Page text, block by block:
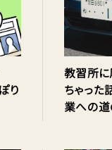
り
教習所に
ちゃった
業への